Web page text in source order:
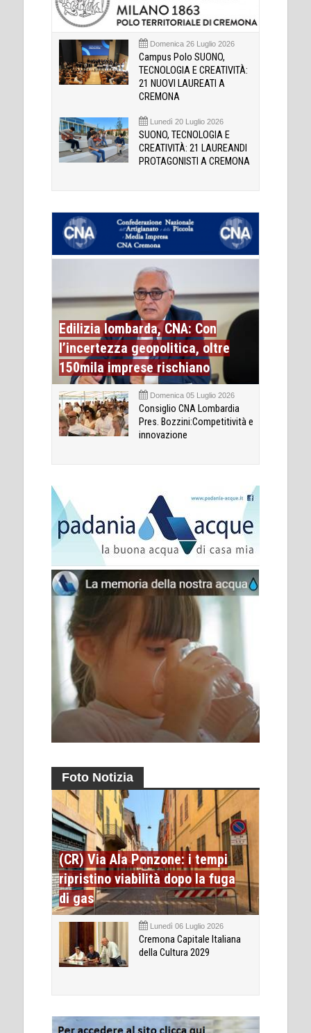
Domenica 26 Luglio 2026
Campus Polo SUONO,
TECNOLOGIA E CREATIVITÀ:
21 NUOVI LAUREATI A
CREMONA
Lunedì 20 Luglio 2026
SUONO, TECNOLOGIA E
CREATIVITÀ: 21 LAUREANDI
PROTAGONISTI A CREMONA
Edilizia lombarda, CNA: Con
l’incertezza geopolitica, oltre
150mila imprese rischiano
Domenica 05 Luglio 2026
Consiglio CNA Lombardia
Pres. Bozzini:Competitività e
innovazione
Foto Notizia
(CR) Via Ala Ponzone: i tempi
ripristino viabilità dopo la fuga
di gas
Lunedì 06 Luglio 2026
Cremona Capitale Italiana
della Cultura 2029